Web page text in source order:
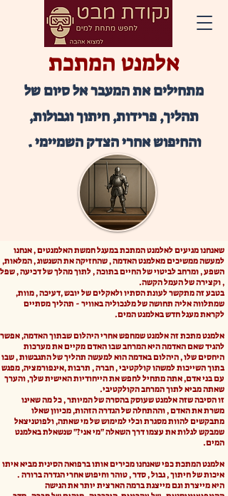
אלמנט המתכת
מתחילים את המעבר אל סיום של
תהליך, פרידות, חיתוך וגבולות,
והחיפוש אחרי הצדק השמיימי .
שאנחנו מגיעים לאלמנט המתכת במעגל חמשת האלמנטים , אנחנו
למעשה ממשיכים מאלמנט האדמה , שהחזיקה את השגשוג , המלאות,
השפע , ומרחב לביטוי של החיים בתוכה , לתוך מהלך של דכיעה , שפל
, וקצירה של העמל הקשה.
בטבע זה מתקשר לעונת הסתיו ולאקלים של יובש ,דעיכה , מוות,
שמתלווה אליה תחושה של מלנכוליה באוויר - תהליך מסתיים
לקראת מעגל חדש באלמנט המים.
אלמנט מתכת זה אלמנט שמחפש אחרי היהלום שבתוך האדמה, אפשר
להגיד שאם האדמה היא המרחב שבו האדם מקיים את מערכות
היחסים שלו , היהלום באדמה הוא למעשה תהליך של התגבשות , שבו
בתוך השייכות למשהו קולקטיבי , חברה , תרבות ,אינפורמציה, מפגש
עם בני אדם, אתה מתחיל לחפש את הייחודיות האישית שלך, והערך
שאתה מביא לתוך המרחב הקולקטיבי.
זו הסיבה שזה אלמנט שעוסק בהסרה של המיותר , כל מה שאינו
משרת את האדם , וההתחלה של הגדרה הזהות, מכיוון שאלו
מתבקשים להוות מסגרת וכלי למימוש של מי שאתה, ולפוטניצאל
שמבקש לגלות את עצמו דרך השאלה "מי אני?" שנשאלת באלמנט
המים.
אלמנט המתכת כפי שאנחנו מכירים אותו ברפואה הסינית מביא איתו
איכות של חיתוך , גבול , סדר , טוהר וחיפוש אחרי הגדרה ברורה .
היא מייצרת וגם מייצגת ברמה הארצית יותר את הגישה